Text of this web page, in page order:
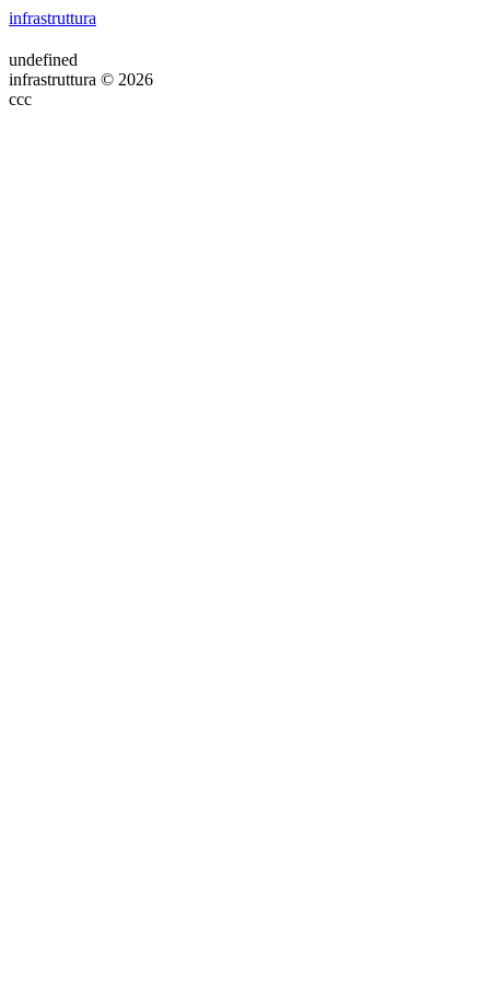
infrastruttura
undefined
infrastruttura © 2026
ссс